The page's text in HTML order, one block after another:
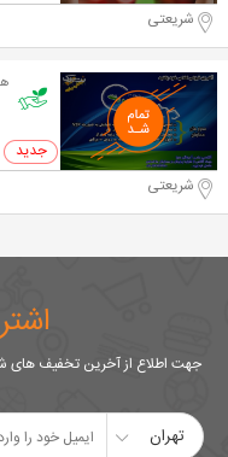
شریعتی
0 خرید
شریعتی
جهت اطلاع از آخرین تخفیف های
تهران